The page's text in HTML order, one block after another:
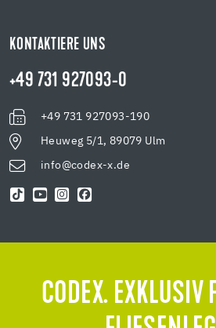
KONTAKTIERE UNS
+49 731 927093-0
+49 731 927093-190
Heuweg 5/1, 89079 Ulm
info@codex-x.de
CODEX. EXKLUSIV